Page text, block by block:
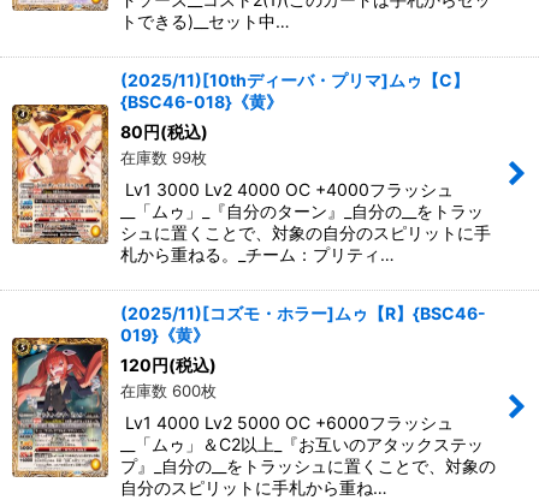
トできる)__セット中…
(2025/11)[10thディーバ・プリマ]ムゥ【C】
{BSC46-018}《黄》
80 円(税込)
在庫数 99枚
Lv1 3000 Lv2 4000 OC +4000フラッシュ
__「ムゥ」_『自分のターン』_自分の__をトラッ
シュに置くことで、対象の自分のスピリットに手
札から重ねる。_チーム：プリティ…
(2025/11)[コズモ・ホラー]ムゥ【R】{BSC46-
019}《黄》
120 円(税込)
在庫数 600枚
Lv1 4000 Lv2 5000 OC +6000フラッシュ
__「ムゥ」＆C2以上_『お互いのアタックステッ
プ』_自分の__をトラッシュに置くことで、対象の
自分のスピリットに手札から重ね…